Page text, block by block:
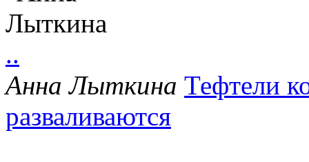
..
Анна Лыткина Тефтели
разваливаются